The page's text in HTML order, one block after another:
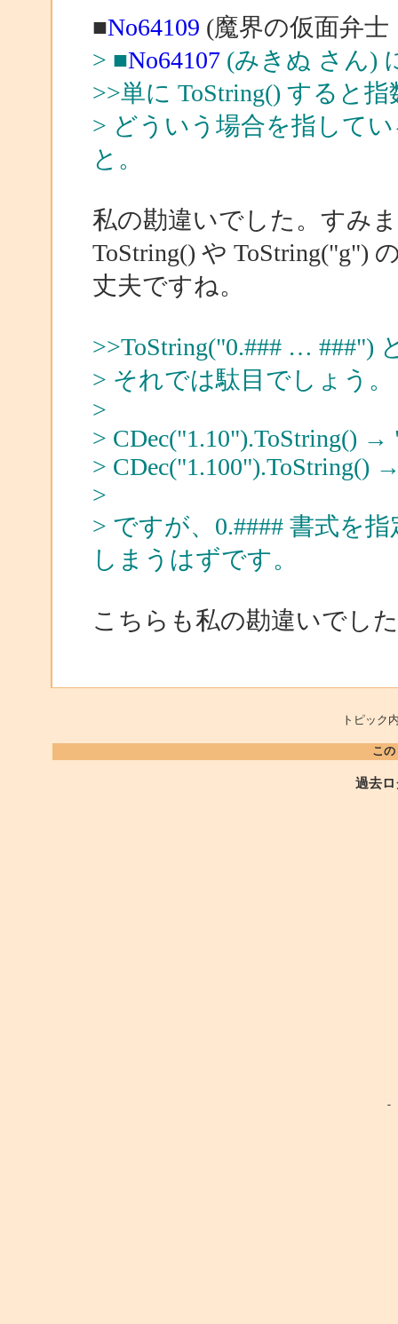
■No64109 (魔界の仮面弁
> ■No64107(みきぬ さん)
>>単に ToString() すると
> どういう場合を指して
と。
私の勘違いでした。すみ
ToString() や ToString("g")
丈夫ですね。
>>ToString("0.### … ###")
> それでは駄目でしょう。
>
> CDec("1.10").ToString() →
> CDec("1.100").ToString()
>
> ですが、0.#### 書式を
しまうはずです。
こちらも私の勘違いでし
トピッ
こ
過去